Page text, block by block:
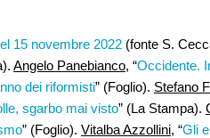
15 novembre 2022 (fonte S.
Angelo Panebianco, “Occidente.
dei riformisti” (Foglio). Stefano
sgarbo mai visto” (La Stampa).
” (Foglio). Vitalba Azzollini, “Gli